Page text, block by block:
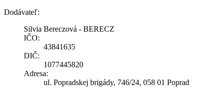
Dodávateľ:
Silvia Bereczová - BERECZ
IČO:
43841635
DIČ:
1077445820
Adresa:
ul. Popradskej brigády, 746/24, 058 01 Poprad